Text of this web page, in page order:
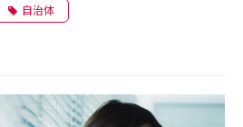
自治体